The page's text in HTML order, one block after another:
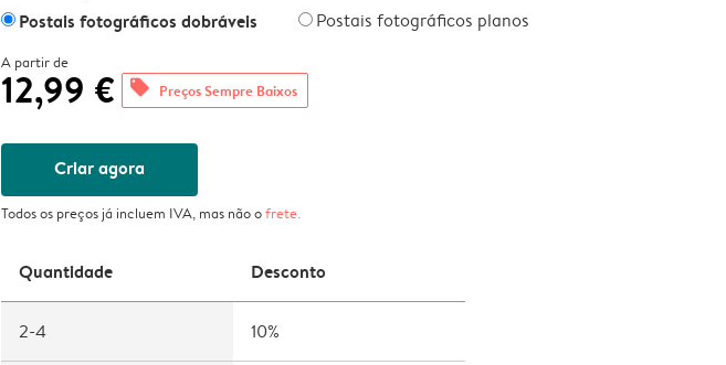
Postais fotográficos dobráveis Postais fotográficos planos
A partir de
12,99 € offers Preços Sempre Baixos
Criar agora
Todos os preços já incluem IVA, mas não ofrete.
Quantidade Desconto
2-4 10%